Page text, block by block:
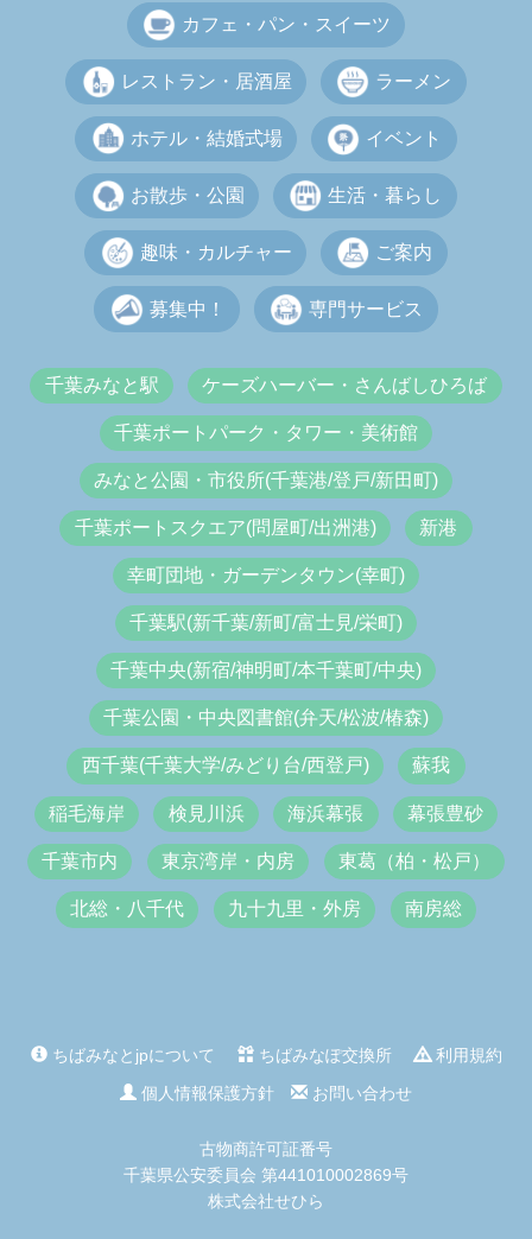
カフェ・パン・スイーツ
レストラン・居酒屋 ラーメン
ホテル・結婚式場 イベント
お散歩・公園 生活・暮らし
趣味・カルチャー ご案内
募集中！ 専門サービス
千葉みなと駅 ケーズハーバー・さんばしひろば
千葉ポートパーク・タワー・美術館
みなと公園・市役所(千葉港/登戸/新田町)
千葉ポートスクエア(問屋町/出洲港) 新港
幸町団地・ガーデンタウン(幸町)
千葉駅(新千葉/新町/富士見/栄町)
千葉中央(新宿/神明町/本千葉町/中央)
千葉公園・中央図書館(弁天/松波/椿森)
西千葉(千葉大学/みどり台/西登戸) 蘇我
稲毛海岸 検見川浜 海浜幕張 幕張豊砂
千葉市内 東京湾岸・内房 東葛（柏・松戸）
北総・八千代 九十九里・外房 南房総
ちばみなとjpについて ちばみなぽ交換所
利用規約
個人情報保護方針
お問い合わせ
古物商許可証番号
千葉県公安委員会 第441010002869号
株式会社せひら